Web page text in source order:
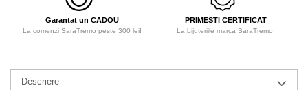
Garantat un CADOU
La comenzi SaraTremo peste 300 lei!
PRIMESTI CERTIFICAT
La bijuteriile marca SaraTremo.
Descriere